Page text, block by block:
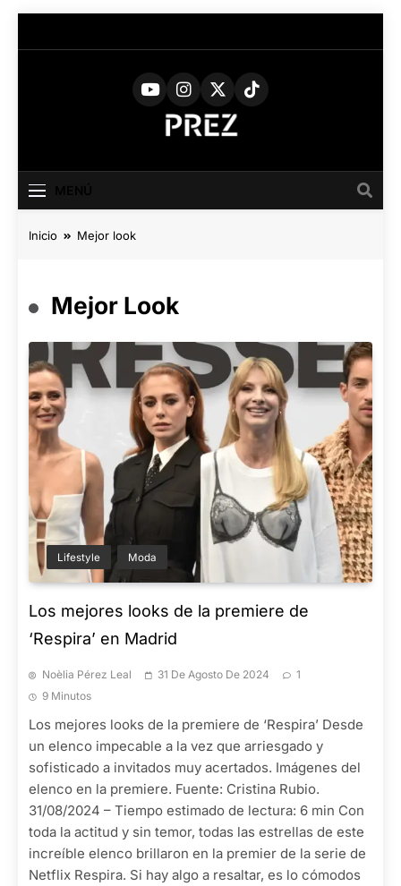
al
PREZ
MAGAZINE
Cultural
Inicio Mejor look
Mejor Look
Lifestyle Moda
Los mejores looks de la premiere de
‘Respira’ en Madrid
Noèlia Pérez Leal 31 De Agosto De 2024
1
9 Minutos
Los mejores looks de la premiere de ‘Respira’ Desde
un elenco impecable a la vez que arriesgado y
sofisticado a invitados muy acertados. Imágenes del
elenco en la premiere. Fuente: Cristina Rubio.
31/08/2024 – Tiempo estimado de lectura: 6 min Con
toda la actitud y sin temor, todas las estrellas de este
increíble elenco brillaron en la premier de la serie de
Netflix Respira. Si hay algo a resaltar, es lo cómodos